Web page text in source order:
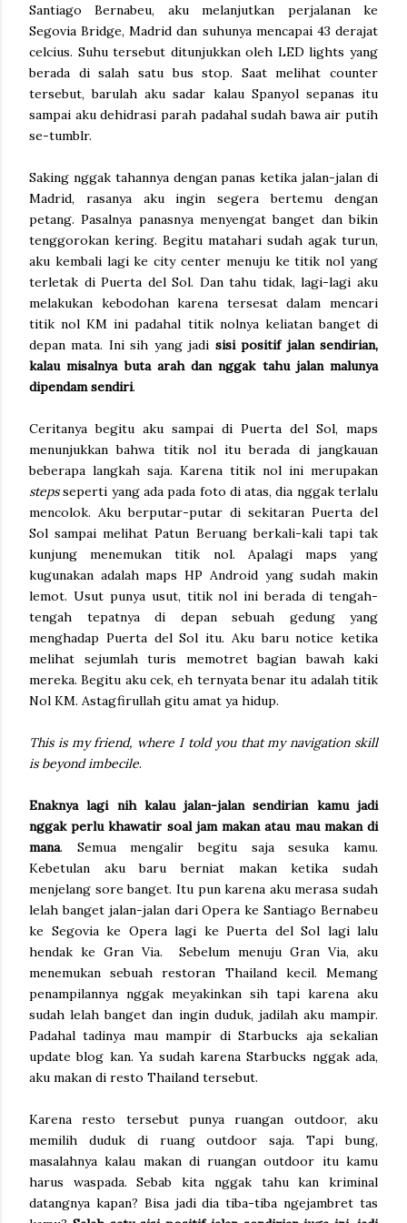
Santiago Bernabeu, aku melanjutkan perjalanan ke
Segovia Bridge, Madrid dan suhunya mencapai 43 derajat
celcius. Suhu tersebut ditunjukkan oleh LED lights yang
berada di salah satu bus stop. Saat melihat counter
tersebut, barulah aku sadar kalau Spanyol sepanas itu
sampai aku dehidrasi parah padahal sudah bawa air putih
se-tumblr.
Saking nggak tahannya dengan panas ketika jalan-jalan di
Madrid, rasanya aku ingin segera bertemu dengan
petang. Pasalnya panasnya menyengat banget dan bikin
tenggorokan kering. Begitu matahari sudah agak turun,
aku kembali lagi ke city center menuju ke titik nol yang
terletak di Puerta del Sol. Dan tahu tidak, lagi-lagi aku
melakukan kebodohan karena tersesat dalam mencari
titik nol KM ini padahal titik nolnya keliatan banget di
depan mata. Ini sih yang jadi sisi positif jalan sendirian,
kalau misalnya buta arah dan nggak tahu jalan malunya
dipendam sendiri.
Ceritanya begitu aku sampai di Puerta del Sol, maps
menunjukkan bahwa titik nol itu berada di jangkauan
beberapa langkah saja. Karena titik nol ini merupakan
stepsseperti yang ada pada foto di atas, dia nggak terlalu
mencolok. Aku berputar-putar di sekitaran Puerta del
Sol sampai melihat Patun Beruang berkali-kali tapi tak
kunjung menemukan titik nol. Apalagi maps yang
kugunakan adalah maps HP Android yang sudah makin
lemot. Usut punya usut, titik nol ini berada di tengah-
tengah tepatnya di depan sebuah gedung yang
menghadap Puerta del Sol itu. Aku baru notice ketika
melihat sejumlah turis memotret bagian bawah kaki
mereka. Begitu aku cek, eh ternyata benar itu adalah titik
Nol KM. Astagfirullah gitu amat ya hidup.
This is my friend, where I told you that my navigation skill
is beyond imbecile.
Enaknya lagi nih kalau jalan-jalan sendirian kamu jadi
nggak perlu khawatir soal jam makan atau mau makan di
mana. Semua mengalir begitu saja sesuka kamu.
Kebetulan aku baru berniat makan ketika sudah
menjelang sore banget. Itu pun karena aku merasa sudah
lelah banget jalan-jalan dari Opera ke Santiago Bernabeu
ke Segovia ke Opera lagi ke Puerta del Sol lagi lalu
hendak ke Gran Via. Sebelum menuju Gran Via, aku
menemukan sebuah restoran Thailand kecil. Memang
penampilannya nggak meyakinkan sih tapi karena aku
sudah lelah banget dan ingin duduk, jadilah aku mampir.
Padahal tadinya mau mampir di Starbucks aja sekalian
update blog kan. Ya sudah karena Starbucks nggak ada,
aku makan di resto Thailand tersebut.
Karena resto tersebut punya ruangan outdoor, aku
memilih duduk di ruang outdoor saja. Tapi bung,
masalahnya kalau makan di ruangan outdoor itu kamu
harus waspada. Sebab kita nggak tahu kan kriminal
datangnya kapan? Bisa jadi dia tiba-tiba ngejambret tas